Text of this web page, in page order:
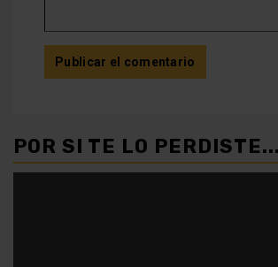
POR SI TE LO PERDISTE...